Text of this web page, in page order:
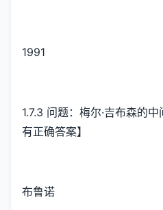
1991
1.7.3 问题：梅尔·吉布森的
有正确答案】
布鲁诺